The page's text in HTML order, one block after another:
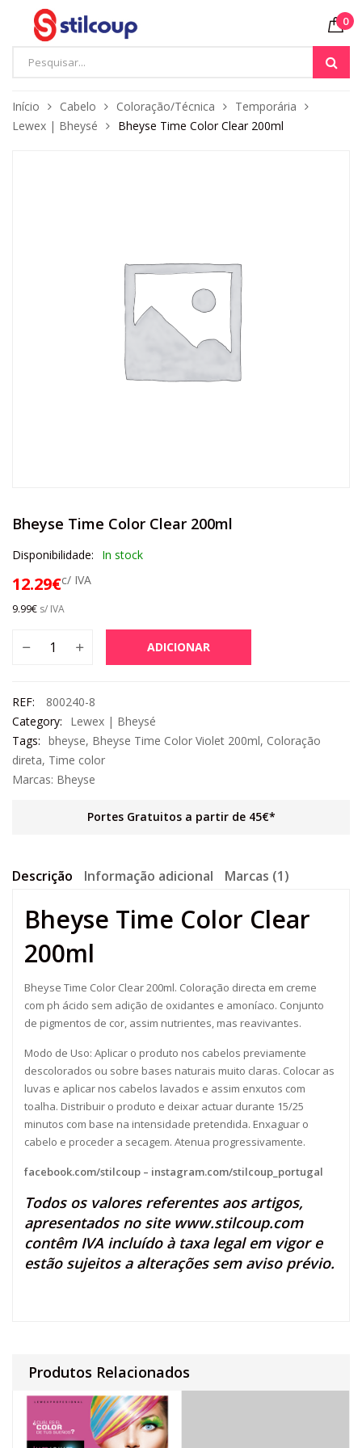
0
Início Cabelo Coloração/Técnica
Temporária
Lewex | Bheysé
Bheyse Time Color Clear 200ml
Bheyse Time Color Clear 200ml
Disponibilidade: In stock
12.29€c/ IVA
9.99€ s/ IVA
ADICIONAR
REF:
800240-8
Category:
Lewex | Bheysé
Tags: bheyse, Bheyse Time Color Violet 200ml, Coloração
direta, Time color
Marcas: Bheyse
Portes Gratuitos a partir de 45€*
Descrição Informação adicional Marcas (1)
Bheyse Time Color Clear
200ml
Bheyse Time Color Clear 200ml. Coloração directa em creme
com ph ácido sem adição de oxidantes e amoníaco. Conjunto
de pigmentos de cor, assim nutrientes, mas reavivantes.
Modo de Uso: Aplicar o produto nos cabelos previamente
descolorados ou sobre bases naturais muito claras. Colocar as
luvas e aplicar nos cabelos lavados e assim enxutos com
toalha. Distribuir o produto e deixar actuar durante 15/25
minutos com base na intensidade pretendida. Enxaguar o
cabelo e proceder a secagem. Atenua progressivamente.
facebook.com/stilcoup – instagram.com/stilcoup_portugal
Todos os valores referentes aos artigos,
apresentados no site www.stilcoup.com
contêm IVA incluído à taxa legal em vigor e
estão sujeitos a alterações sem aviso prévio.
Produtos Relacionados